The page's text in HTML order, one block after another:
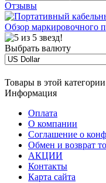
Отзывы
Обзор маркировочного
Выбрать валюту
Товары в этой
Информация
Оплата
О компании
Соглашение о
Обмен и возврат
АКЦИИ
Контакты
Карта сайта